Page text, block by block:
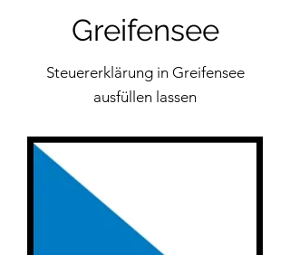
Greifensee
Steuererklärung in Greifensee
ausfüllen lassen